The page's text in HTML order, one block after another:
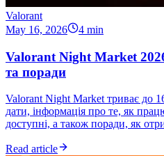
Valorant
May 16, 2026
4 min
Valorant Night Market
та поради
Valorant Night Market триває до
дати, інформація про те, як
доступні, а також поради, як
Read article